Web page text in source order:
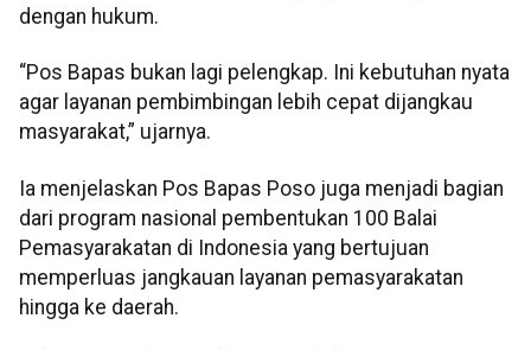
dengan hukum.
“Pos Bapas bukan lagi pelengkap. Ini kebutuhan nyata
agar layanan pembimbingan lebih cepat dijangkau
masyarakat,” ujarnya.
Ia menjelaskan Pos Bapas Poso juga menjadi bagian
dari program nasional pembentukan 100 Balai
Pemasyarakatan di Indonesia yang bertujuan
memperluas jangkauan layanan pemasyarakatan
hingga ke daerah.